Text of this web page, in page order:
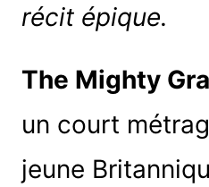
récit épique.
The Mighty
un court
jeune